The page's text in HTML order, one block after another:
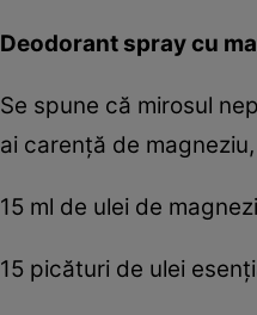
Deodorant spray cu
Se spune că mirosul
ai carenţă de
15 ml de ulei de
15 picături de ulei